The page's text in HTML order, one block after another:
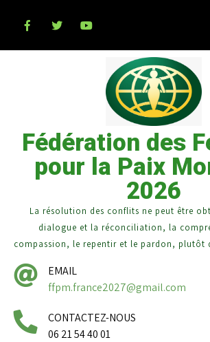
Fédération des
pour la Paix
2026
La résolution des conflits ne peut être
dialogue et la réconciliation, la
compassion, le repentir et le pardon, plutôt
EMAIL
ffpm.france2027@gmail.com
CONTACTEZ-NOUS
06 21 54 40 01